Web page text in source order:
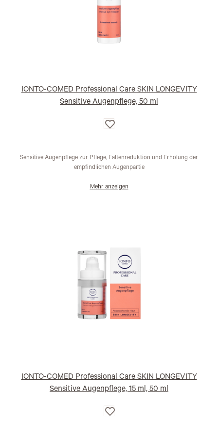
IONTO-COMED Professional Care SKIN LONGEVITY
Sensitive Augenpflege, 50 ml
Auf
die
Sensitive Augenpflege zur Pflege, Faltenreduktion und Erholung der
empfindlichen Augenpartie
Mehr anzeigen
IONTO-COMED Professional Care SKIN LONGEVITY
Sensitive Augenpflege, 15 ml, 50 ml
Auf
die